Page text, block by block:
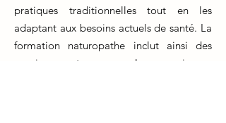
pratiques traditionnelles tout en les
adaptant aux besoins actuels de santé. La
formation naturopathe inclut ainsi des
enseignements sur les anciennes